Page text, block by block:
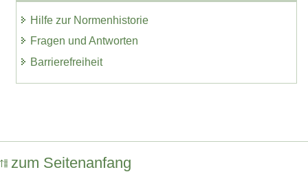
Hilfe zur Normenhistorie
Fragen und Antworten
Barrierefreiheit
zum Seitenanfang